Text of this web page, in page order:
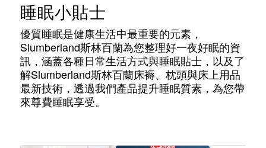
睡眠小貼士
優質睡眠是健康生活中最重要的元素，
Slumberland斯林百蘭為您整理好一夜好眠的資
訊，涵蓋各種日常生活方式與睡眠貼士，以及了
解Slumberland斯林百蘭床褥、枕頭與床上用品
最新技術，透過我們產品提升睡眠質素，為您帶
來尊費睡眠享受。